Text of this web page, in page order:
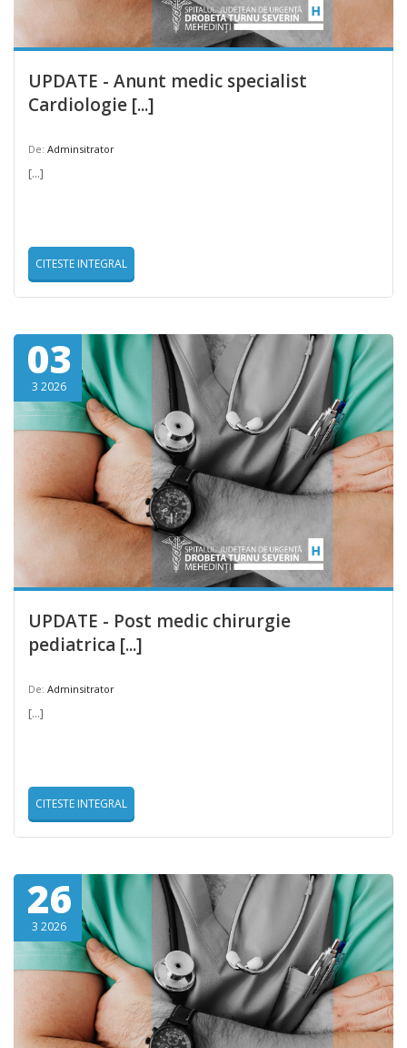
UPDATE - Anunt medic specialist
Cardiologie [...]
De: Adminsitrator
[...]
CITESTE INTEGRAL
03
3 2026
UPDATE - Post medic chirurgie
pediatrica [...]
De: Adminsitrator
[...]
CITESTE INTEGRAL
26
3 2026